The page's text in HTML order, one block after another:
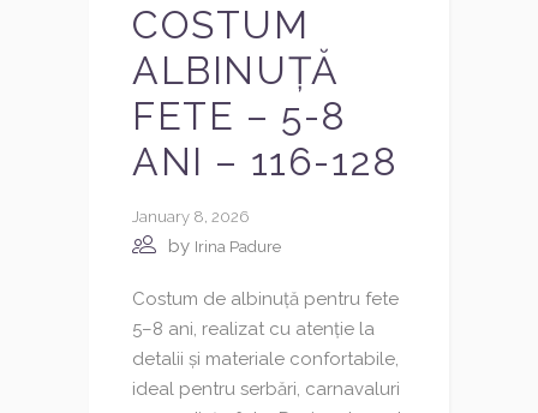
COSTUM
ALBINUȚĂ
FETE – 5-8
ANI – 116-128
January 8, 2026
by Irina Padure
Costum de albinuță pentru fete
5–8 ani, realizat cu atenție la
detalii și materiale confortabile,
ideal pentru serbări, carnavaluri